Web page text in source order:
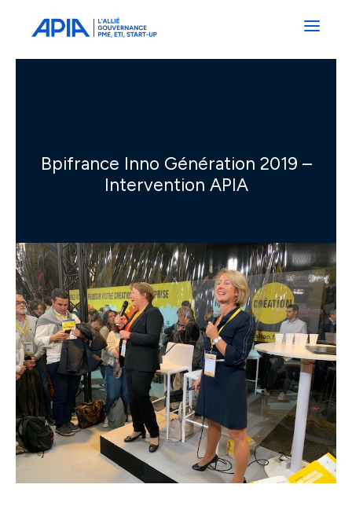
Professionnels
Indépendants
Bpifrance Inno Génération 2019 –
Intervention APIA